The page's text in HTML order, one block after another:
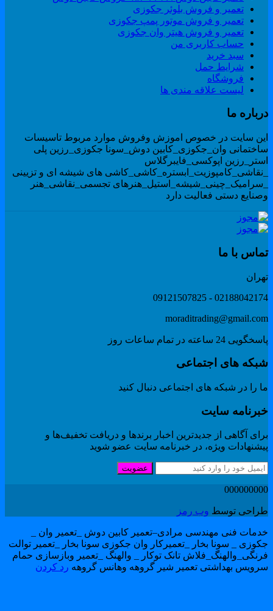
تعمیر و فروش بلوئر جکوزی
تعمیر و فروش موتور پمپ جکوزی
تعمیر و فروش هیتر وان جکوزی
حساب کاربری من
سبد خرید
شرایط حمل
فروشگاه
لیست علاقه مندی ها
ما
سایت در خصوص اموزش وفروش موارد مربوط تاسیسات
وان_جکوزی_کابین دوش_سونا جکوزی_رزین پلی
اپوکسی_فایبرگلاس
های شیشه ای و تزیینی
تجسمی_نقاشی_هنر
دستی فعالیت دارد
با ما
02188042174 -
24 ساعته در تمام ساعات روز
های اجتماعی
را در شبکه های اجتماعی دنبال کنید
سایت
آگاهی از جدیدترین اخبار برندها و دریافت تخفیف‌ها و
ویژه، در خبرنامه سایت عضو شوید
عضویت
توسطوب رمز
فنی مهندسی مرادی–تعمیر کابین دوش _تعمیر وان _
_ سونا بخار _تعمیرکار وان جکوزی سونا بخار _تعمیر توالت
تانک توکار _ والهنگ _تعمیر وبازسازی حمام
بهداشتی تعمیر شیر گروهه وهانس گروههرد کردن